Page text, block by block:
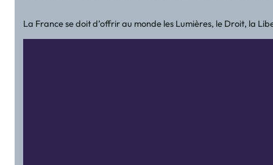
La France se doit d’offrir au monde les Lumières, le Droit, la